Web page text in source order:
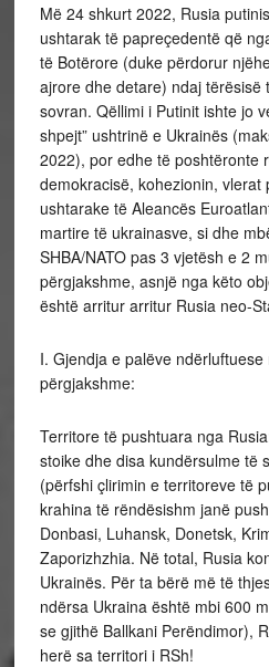
Më 24 shkurt 2022, Rusia
ushtarak të papreçedentë që
të Botërore (duke përdorur
ajrore dhe detare) ndaj tërësisë
sovran. Qëllimi i Putinit ishte jo
shpejt” ushtrinë e Ukrainës
2022), por edhe të poshtëronte
demokracisë, kohezionin,
ushtarake të Aleancës
martire të ukrainasve, si dhe
SHBA/NATO pas 3 vjetësh e 2
përgjakshme, asnjë nga këto
është arritur arritur Rusia neo-
I. Gjendja e palëve
përgjakshme:
Territore të pushtuara nga
stoike dhe disa kundërsulme të
(përfshi çlirimin e territoreve të
krahina të rëndësishm janë
Donbasi, Luhansk, Donetsk,
Zaporizhzhia. Në total, Rusia
Ukrainës. Për ta bërë më të
ndërsa Ukraina është mbi 600
se gjithë Ballkani Perëndimor),
herë sa territori i RSh!